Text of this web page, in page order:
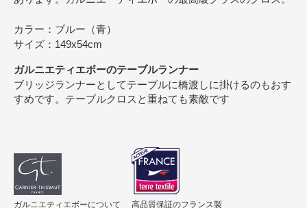
カラー：ブルー（青）
サイズ：149x54cm
ガルニエティエボーのテーブルランナー
ブリッジランナーとしてテーブルに橋渡しに掛けるのもおす
すめです。テーブルクロスと重ねても素敵です
ガルニエティエボーについて 高品質保証のフランス製